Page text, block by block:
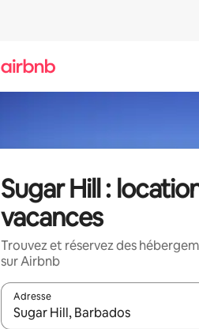
Sugar Hill :
vacances
Trouvez et réservez des
sur Airbnb
Adresse
Lorsque les résultats s'affichent,